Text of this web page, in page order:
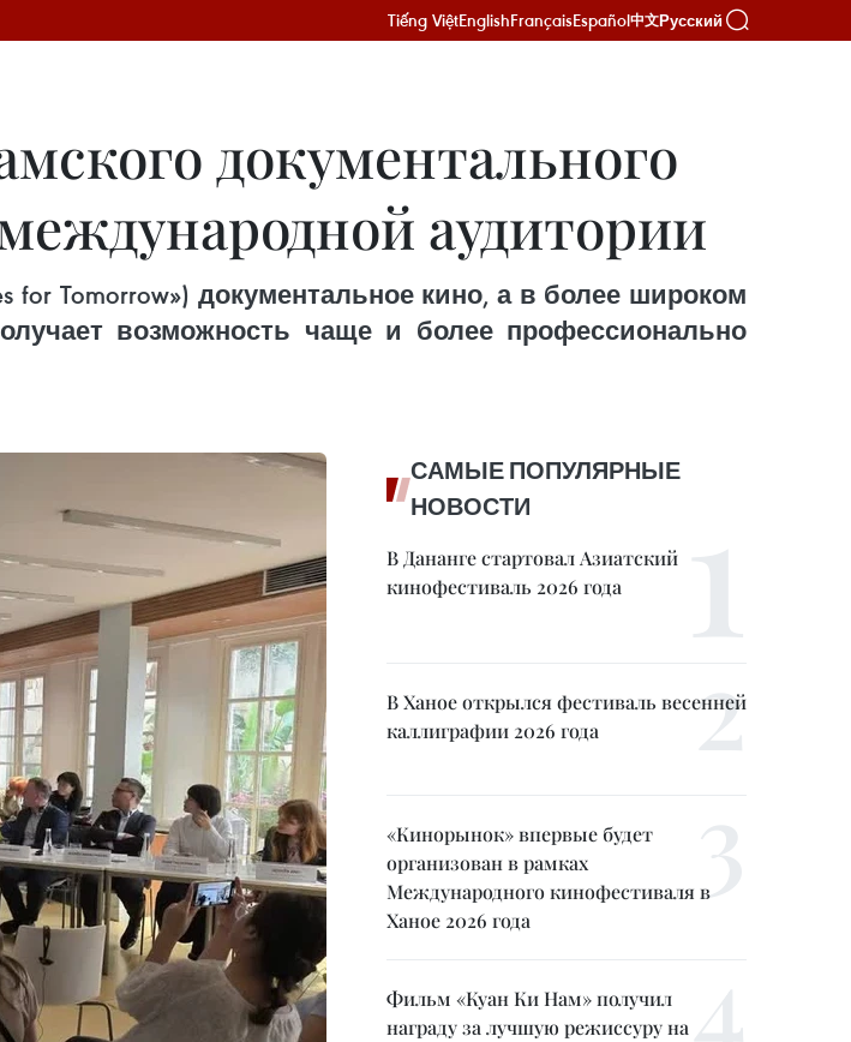
Tiếng ViệtEnglishFrançaisEspañol中文Русский
документального
аудитории
for Tomorrow») документальное кино, а в более широком
возможность чаще и более профессионально
САМЫЕ ПОПУЛЯРНЫЕ
НОВОСТИ
В Дананге стартовал Азиатский
кинофестиваль 2026 года
В Ханое открылся фестиваль весенней
каллиграфии 2026 года
«Кинорынок» впервые будет
организован в рамках
Международного кинофестиваля в
Ханое 2026 года
Фильм «Куан Ки Нам» получил
награду за лучшую режиссуру на